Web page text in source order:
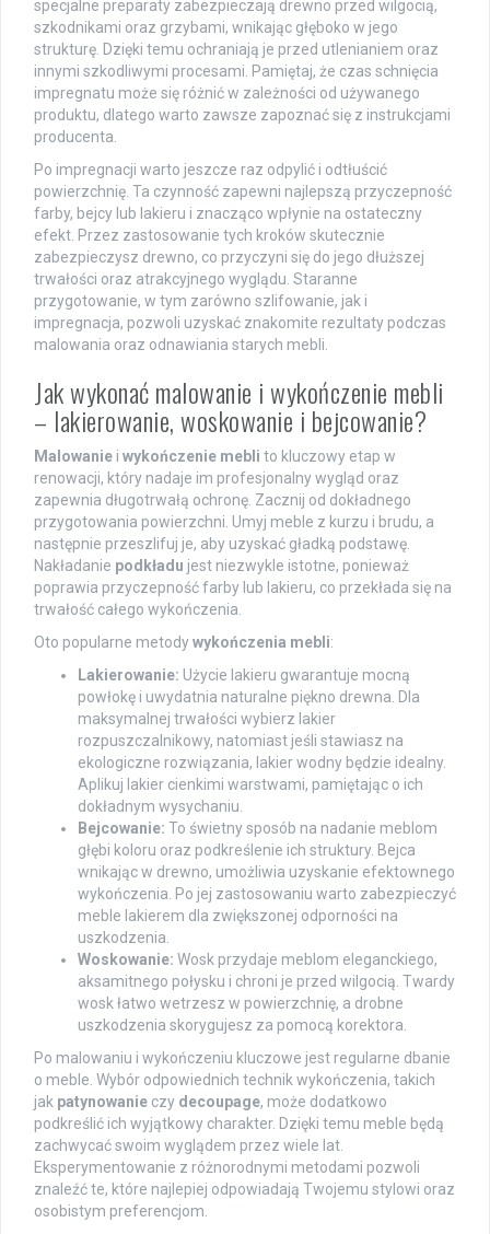
specjalne preparaty zabezpieczają drewno przed wilgocią,
szkodnikami oraz grzybami, wnikając głęboko w jego
strukturę. Dzięki temu ochraniają je przed utlenianiem oraz
innymi szkodliwymi procesami. Pamiętaj, że czas schnięcia
impregnatu może się różnić w zależności od używanego
produktu, dlatego warto zawsze zapoznać się z instrukcjami
producenta.
Po impregnacji warto jeszcze raz odpylić i odtłuścić
powierzchnię. Ta czynność zapewni najlepszą przyczepność
farby, bejcy lub lakieru i znacząco wpłynie na ostateczny
efekt. Przez zastosowanie tych kroków skutecznie
zabezpieczysz drewno, co przyczyni się do jego dłuższej
trwałości oraz atrakcyjnego wyglądu. Staranne
przygotowanie, w tym zarówno szlifowanie, jak i
impregnacja, pozwoli uzyskać znakomite rezultaty podczas
malowania oraz odnawiania starych mebli.
Jak wykonać malowanie i wykończenie mebli
– lakierowanie, woskowanie i bejcowanie?
Malowanie i wykończenie mebli to kluczowy etap w
renowacji, który nadaje im profesjonalny wygląd oraz
zapewnia długotrwałą ochronę. Zacznij od dokładnego
przygotowania powierzchni. Umyj meble z kurzu i brudu, a
następnie przeszlifuj je, aby uzyskać gładką podstawę.
Nakładanie podkładu jest niezwykle istotne, ponieważ
poprawia przyczepność farby lub lakieru, co przekłada się na
trwałość całego wykończenia.
Oto popularne metodywykończenia mebli:
Lakierowanie: Użycie lakieru gwarantuje mocną
powłokę i uwydatnia naturalne piękno drewna. Dla
maksymalnej trwałości wybierz lakier
rozpuszczalnikowy, natomiast jeśli stawiasz na
ekologiczne rozwiązania, lakier wodny będzie idealny.
Aplikuj lakier cienkimi warstwami, pamiętając o ich
dokładnym wysychaniu.
Bejcowanie: To świetny sposób na nadanie meblom
głębi koloru oraz podkreślenie ich struktury. Bejca
wnikając w drewno, umożliwia uzyskanie efektownego
wykończenia. Po jej zastosowaniu warto zabezpieczyć
meble lakierem dla zwiększonej odporności na
uszkodzenia.
Woskowanie: Wosk przydaje meblom eleganckiego,
aksamitnego połysku i chroni je przed wilgocią. Twardy
wosk łatwo wetrzesz w powierzchnię, a drobne
uszkodzenia skorygujesz za pomocą korektora.
Po malowaniu i wykończeniu kluczowe jest regularne dbanie
o meble. Wybór odpowiednich technik wykończenia, takich
jak patynowanie czy decoupage, może dodatkowo
podkreślić ich wyjątkowy charakter. Dzięki temu meble będą
zachwycać swoim wyglądem przez wiele lat.
Eksperymentowanie z różnorodnymi metodami pozwoli
znaleźć te, które najlepiej odpowiadają Twojemu stylowi oraz
osobistym preferencjom.